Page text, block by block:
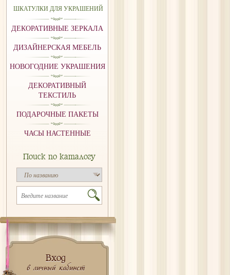
ШКАТУЛКИ ДЛЯ УКРАШЕНИЙ
ДЕКОРАТИВНЫЕ ЗЕРКАЛА
ДИЗАЙНЕРСКАЯ МЕБЕЛЬ
НОВОГОДНИЕ УКРАШЕНИЯ
ДЕКОРАТИВНЫЙ
ТЕКСТИЛЬ
ПОДАРОЧНЫЕ ПАКЕТЫ
ЧАСЫ НАСТЕННЫЕ
Поиск по каталогу
Вход
в личный кабинет